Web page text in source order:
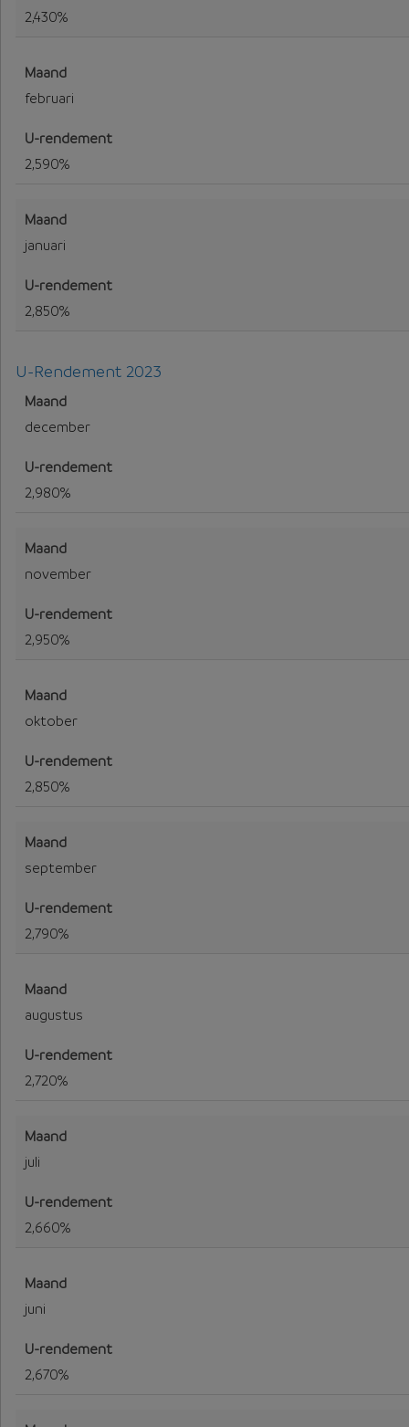
2,430%
februari
2,590%
januari
2,850%
U-Rendement 2023
U-Rendement voor 2023
december
2,980%
november
2,950%
oktober
2,850%
september
2,790%
augustus
2,720%
juli
2,660%
juni
2,670%